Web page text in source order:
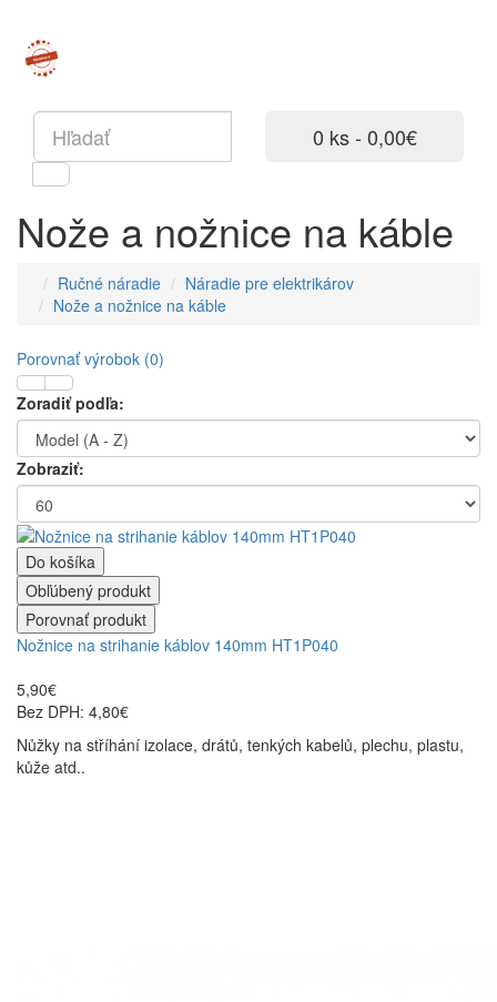
0 ks - 0,00€
Nože a nožnice na káble
Ručné náradie
Náradie pre elektrikárov
Nože a nožnice na káble
Porovnať výrobok (0)
Zoradiť podľa:
Zobraziť:
Do košíka
Obľúbený produkt
Porovnať produkt
Nožnice na strihanie káblov 140mm HT1P040
5,90€
Bez DPH: 4,80€
Nůžky na stříhání izolace, drátů, tenkých kabelů, plechu, plastu,
kůže atd..